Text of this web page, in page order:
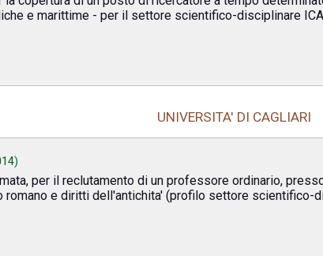
e marittime - per il settore scientifico-disciplinare
UNIVERSITA' DI CAGLIARI
)
per il reclutamento di un professore ordinario,
e diritti dell'antichita' (profilo settore scientifico-